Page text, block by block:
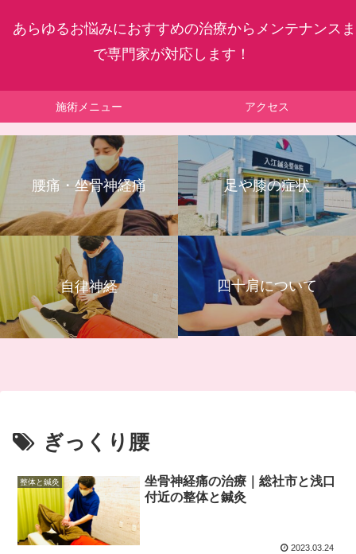
あらゆるお悩みにおすすめの治療からメンテナンスま
で専門家が対応します！
施術メニュー アクセス
腰痛・坐骨神経痛 足や膝の症状
自律神経 四十肩について
ぎっくり腰
整体と鍼灸
坐骨神経痛の治療｜総社市と浅口
付近の整体と鍼灸
2023.03.24